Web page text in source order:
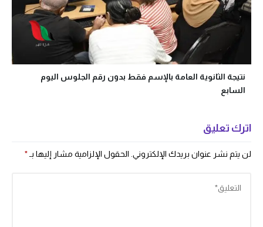
نتيجة الثانوية العامة بالإسم فقط بدون رقم الجلوس اليوم
السابع
اترك تعليق
لن يتم نشر عنوان بريدك الإلكتروني. الحقول الإلزامية مشار إليها بـ *